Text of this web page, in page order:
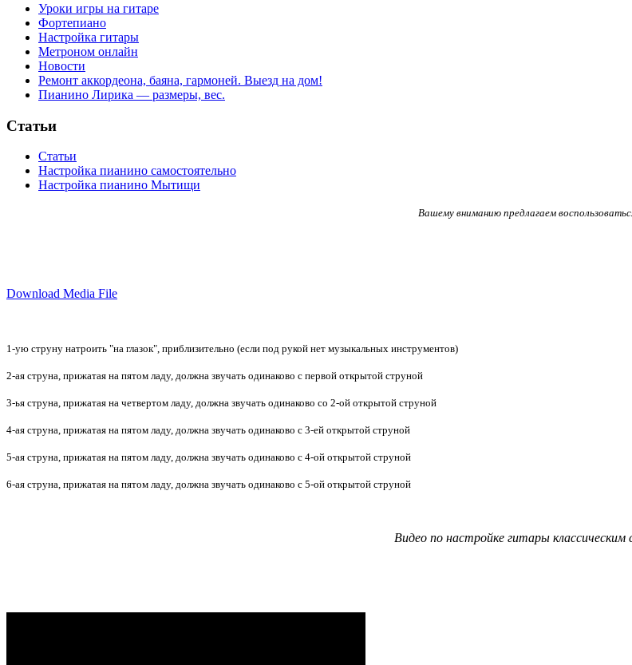
Уроки игры на гитаре
Фортепиано
Настройка гитары
Метроном онлайн
Новости
Ремонт аккордеона, баяна, гармоней. Выезд на дом!
Пианино Лирика — размеры, вес.
Статьи
Статьи
Настройка пианино самостоятельно
Настройка пианино Мытищи
Вашему вниманию предлагаем
Download Media File
1-ую струну натроить "на глазок", приблизительно (если под рукой нет музыкальных инструментов)
2-ая струна, прижатая на пятом ладу, должна звучать одинаково с первой открытой струной
3-ья струна, прижатая на четвертом ладу, должна звучать одинаково со 2-ой открытой струной
4-ая струна, прижатая на пятом ладу, должна звучать одинаково с 3-ей открытой струной
5-ая струна, прижатая на пятом ладу, должна звучать одинаково с 4-ой открытой струной
6-ая струна, прижатая на пятом ладу, должна звучать одинаково с 5-ой открытой струной
Видео по настройке гитары классическим